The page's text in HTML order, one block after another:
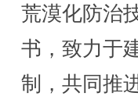
荒漠化防治
书，致力于
制，共同推